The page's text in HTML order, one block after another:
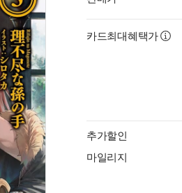
카드최대혜택가
추가할인
마일리지